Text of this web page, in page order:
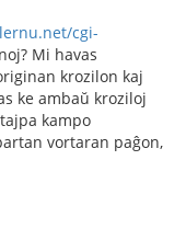
cgi-
Mi havas
krozilon kaj
ke ambaŭ kroziloj
kampo
vortaran paĝon,